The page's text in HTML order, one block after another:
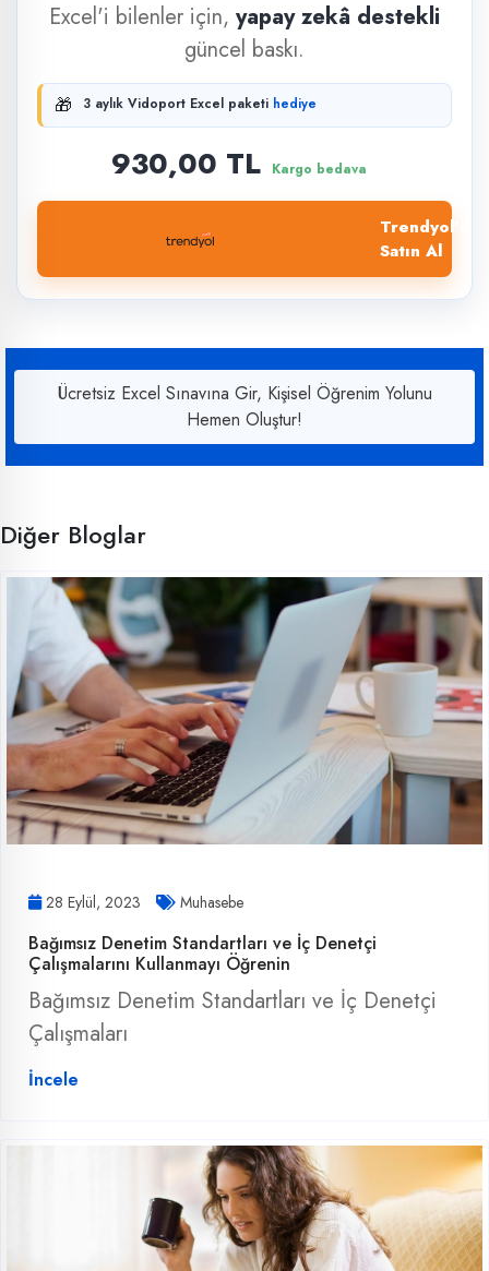
Excel'i bilenler için, yapay zekâ destekli
güncel baskı.
🎁 3 aylık Vidoport Excel paketi hediye
930,00 TL Kargo bedava
Trendyol'dan
Satın Al
Ücretsiz Excel Sınavına Gir, Kişisel Öğrenim Yolunu
Hemen Oluştur!
Diğer Bloglar
28 Eylül, 2023 Muhasebe
Bağımsız Denetim Standartları ve İç Denetçi
Çalışmalarını Kullanmayı Öğrenin
Bağımsız Denetim Standartları ve İç Denetçi
Çalışmaları
İncele